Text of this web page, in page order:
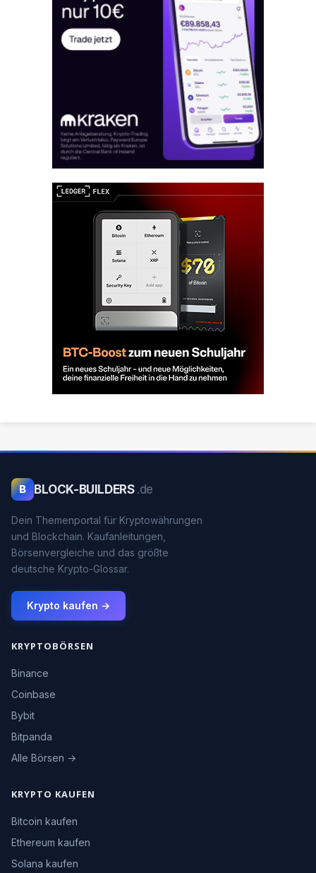
B BLOCK-BUILDERS .de
Dein Themenportal für Kryptowährungen
und Blockchain. Kaufanleitungen,
Börsenvergleiche und das größte
deutsche Krypto-Glossar.
Krypto kaufen →
KRYPTOBÖRSEN
Binance
Coinbase
Bybit
Bitpanda
Alle Börsen →
KRYPTO KAUFEN
Bitcoin kaufen
Ethereum kaufen
Solana kaufen